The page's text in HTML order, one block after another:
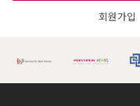
회원가입